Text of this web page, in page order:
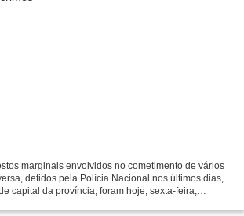
marginais envolvidos no cometimento de vários
detidos pela Polícia Nacional nos últimos dias,
capital da província, foram hoje, sexta-feira,